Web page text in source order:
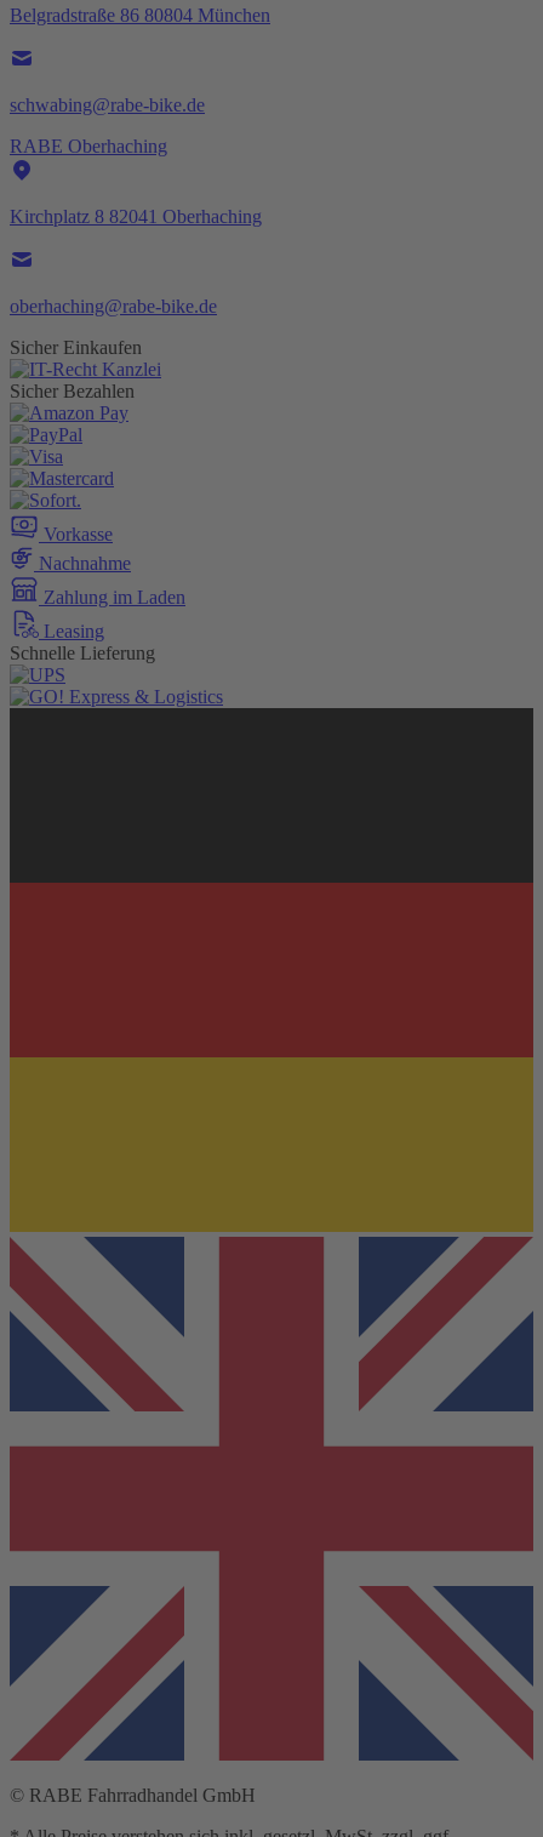
Belgradstraße 86 80804 München
schwabing@rabe-bike.de
RABE Oberhaching
Kirchplatz 8 82041 Oberhaching
oberhaching@rabe-bike.de
Sicher Einkaufen
Sicher Bezahlen
Vorkasse
Nachnahme
Zahlung im Laden
Leasing
Schnelle Lieferung
© RABE Fahrradhandel GmbH